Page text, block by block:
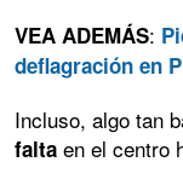
VEA ADEMÁS:
deflagración en
Incluso, algo tan
falta en el centro